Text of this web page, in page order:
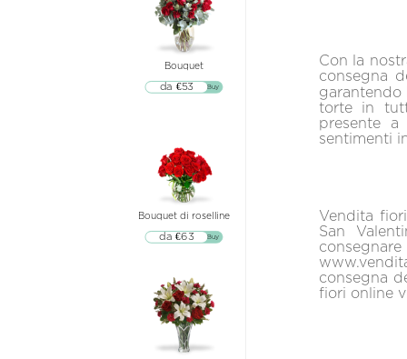
Bouquet
▷▷ Buy
da €53
Bouquet di roselline
▷▷ Buy
da €63
Con la
consegna
garantendo
torte in
presente
sentimenti
Vendita
San
consegna
fiori online